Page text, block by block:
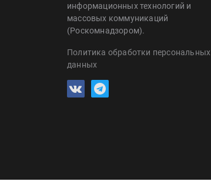
информационных технологий и
массовых коммуникаций
(Роскомнадзором).
Политика обработки персональных
данных